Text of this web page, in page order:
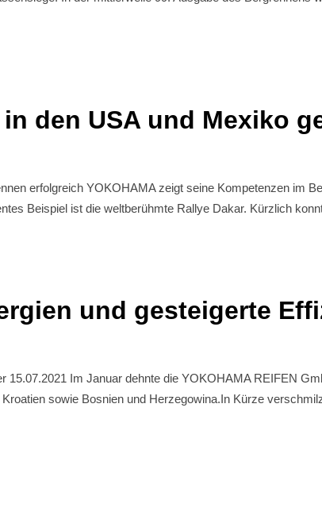
in den USA und Mexiko
erfolgreich YOKOHAMA zeigt seine Kompetenzen im
Beispiel ist die weltberühmte Rallye Dakar. Kürzlich
und gesteigerte
Im Januar dehnte die YOKOHAMA REIFEN
sowie Bosnien und Herzegowina.In Kürze